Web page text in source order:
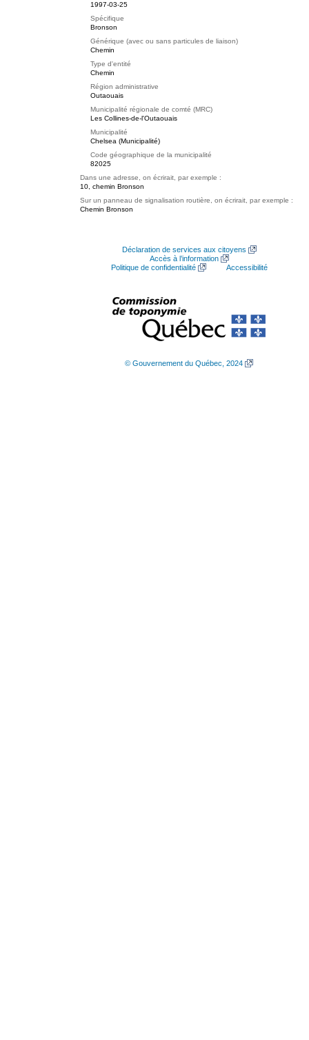
1997-03-25
Spécifique
Bronson
Générique (avec ou sans particules de liaison)
Chemin
Type d'entité
Chemin
Région administrative
Outaouais
Municipalité régionale de comté (MRC)
Les Collines-de-l'Outaouais
Municipalité
Chelsea (Municipalité)
Code géographique de la municipalité
82025
Dans une adresse, on écrirait, par exemple :
10, chemin Bronson
Sur un panneau de signalisation routière, on écrirait, par exemple :
Chemin Bronson
Déclaration de services aux citoyens
Accès à l’information
Politique de confidentialité
Accessibilité
© Gouvernement du Québec, 2024